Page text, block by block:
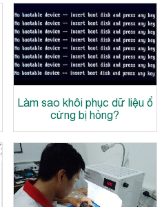
Làm sao khôi phục dữ liệu ổ
cứng bị hỏng?